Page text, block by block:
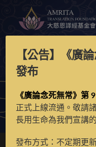
> 線上課程 > 師
【公告】 《廣
發布
《廣論念死無常》第
正式上線流通。敬請
長用生命為我們宣講
發布方式：不定期更